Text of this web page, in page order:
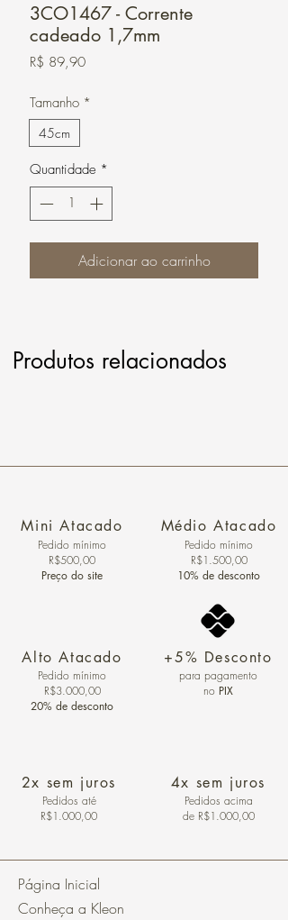
3CO1467 - Corrente
cadeado 1,7mm
R$ 89,90Preço
Tamanho *
45cm
Quantidade *
Adicionar ao carrinho
Produtos relacionados
Mini Atacado
Pedido ​mínimo
R$500,00
Preço do site
Alto Atacado
Pedido mínimo
R$3.000,00
20% de desconto
2x sem juros
Pedidos até
R$1.000,00
Médio Atacado
Pedido mínimo
R$1.500,00
10% de desconto
+5% Desconto
para pagamento
no PIX
4x sem juros
Pedidos acima
de R$1.000,00
Página Inicial
Conheça a Kleon